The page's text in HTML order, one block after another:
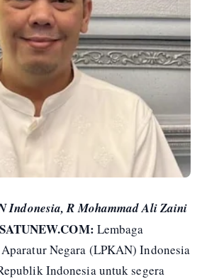
Indonesia, R Mohammad Ali Zaini
Lembaga
Negara (LPKAN) Indonesia
Indonesia untuk segera